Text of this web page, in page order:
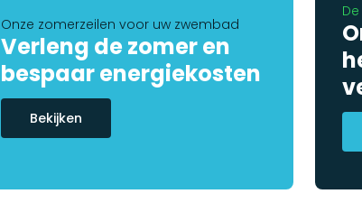
Onze zomerzeilen voor uw zwembad
Verleng de zomer en
bespaar energiekosten
Bekijken